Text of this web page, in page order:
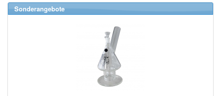
Sonderangebote